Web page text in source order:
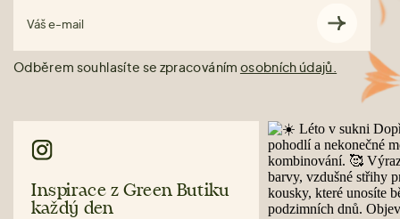
Váš e-mail
Odběrem souhlasíte se zpracováním osobních údajů.
Inspirace z Green Butiku
každý den